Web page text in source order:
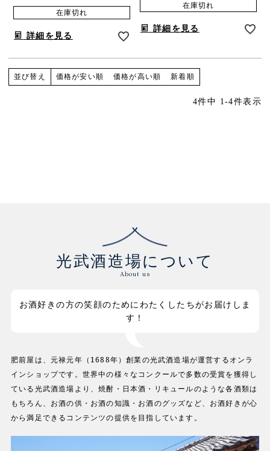
在庫切れ
詳細を見る
在庫切れ
詳細を見る
並び替え 価格が安い順 価格が高い順 新着順
4件中 1 -4件表示
光武酒造場について
About us
お酒好きの方の笑顔のためにわたくしたちがお届けしま
す！
肥前屋は、元禄元年（1688年）創業の光武酒造場が運営するオンラ
インショップです。世界中の様々なコンクールで多数の受賞を獲得し
ている光武酒造場より、焼酎・日本酒・リキュールのような各酒類は
もちろん、お酒の供・お酒の知識・お酒のグッズなど、お酒好きが心
から満足できるコンテンツの提供を目指しています。